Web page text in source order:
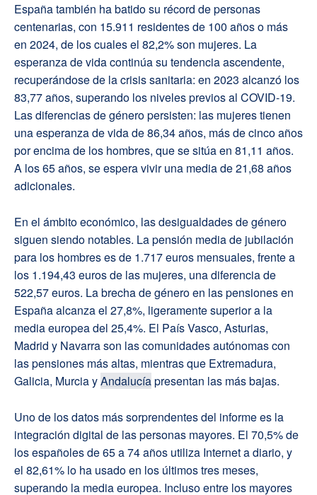
España también ha batido su récord de personas
centenarias, con 15.911 residentes de 100 años o más
en 2024, de los cuales el 82,2% son mujeres. La
esperanza de vida continúa su tendencia ascendente,
recuperándose de la crisis sanitaria: en 2023 alcanzó los
83,77 años, superando los niveles previos al COVID-19.
Las diferencias de género persisten: las mujeres tienen
una esperanza de vida de 86,34 años, más de cinco años
por encima de los hombres, que se sitúa en 81,11 años.
A los 65 años, se espera vivir una media de 21,68 años
adicionales.
En el ámbito económico, las desigualdades de género
siguen siendo notables. La pensión media de jubilación
para los hombres es de 1.717 euros mensuales, frente a
los 1.194,43 euros de las mujeres, una diferencia de
522,57 euros. La brecha de género en las pensiones en
España alcanza el 27,8%, ligeramente superior a la
media europea del 25,4%. El País Vasco, Asturias,
Madrid y Navarra son las comunidades autónomas con
las pensiones más altas, mientras que Extremadura,
Galicia, Murcia yAndalucíapresentan las más bajas.
Uno de los datos más sorprendentes del informe es la
integración digital de las personas mayores. El 70,5% de
los españoles de 65 a 74 años utiliza Internet a diario, y
el 82,61% lo ha usado en los últimos tres meses,
superando la media europea. Incluso entre los mayores